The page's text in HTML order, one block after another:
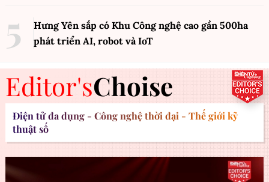
Hưng Yên sắp có Khu Công nghệ cao gần 500ha
phát triển AI, robot và IoT
Editor'sChoise
Điện tử đa dụng - Công nghệ thời đại - Thế giới kỹ
thuật số